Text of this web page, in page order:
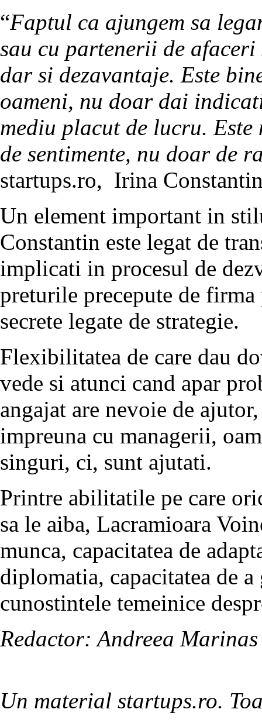
“Faptul ca ajungem sa
sau cu partenerii de
dar si dezavantaje. Este
oameni, nu doar dai
mediu placut de lucru.
de sentimente, nu doar de
startups.ro, Irina
Un element important in
Constantin este legat de
implicati in procesul de
preturile precepute de
secrete legate de strategie.
Flexibilitatea de care dau
vede si atunci cand apar
angajat are nevoie de
impreuna cu managerii,
singuri, ci, sunt ajutati.
Printre abilitatile pe care
sa le aiba, Lacramioara
munca, capacitatea de
diplomatia, capacitatea de
cunostintele temeinice
Redactor: Andreea Marinas
Un material startups.ro.